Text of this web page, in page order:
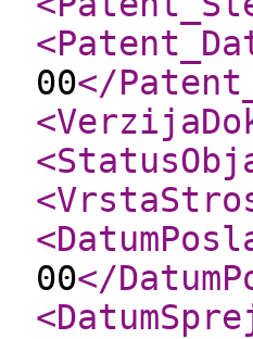
00</
00</